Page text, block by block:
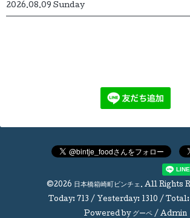
2026.08.09 Sunday
©2026 日本橋箱崎町ビンチェ. All Rights
Today: 713 / Yesterday: 1310 / Total:
Powered by グーペ / Admin